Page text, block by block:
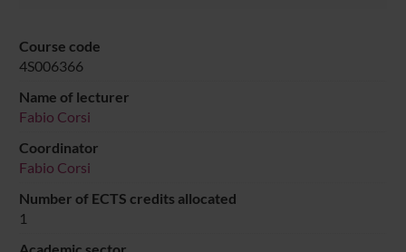
Course code
4S006366
Name of lecturer
Fabio Corsi
Coordinator
Fabio Corsi
Number of ECTS credits allocated
1